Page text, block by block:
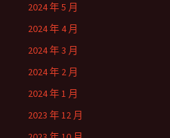
2024 年 5 月
2024 年 4 月
2024 年 3 月
2024 年 2 月
2024 年 1 月
2023 年 12 月